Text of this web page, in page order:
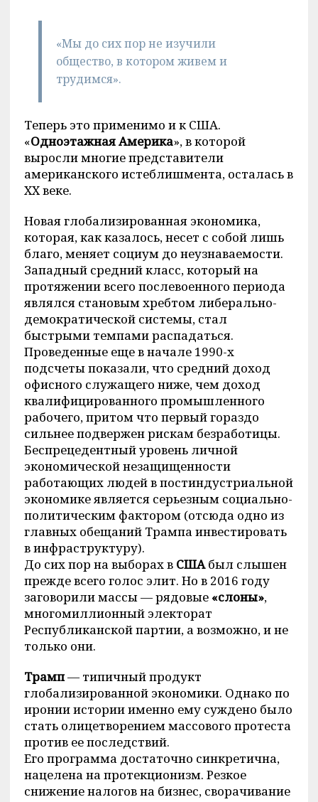
«Мы до сих пор не изучили
общество, в котором живем и
трудимся».
Теперь это применимо и к США.
«Одноэтажная Америка», в которой
выросли многие представители
американского истеблишмента, осталась в
XX веке.
Новая глобализированная экономика,
которая, как казалось, несет с собой лишь
благо, меняет социум до неузнаваемости.
Западный средний класс, который на
протяжении всего послевоенного периода
являлся становым хребтом либерально-
демократической системы, стал
быстрыми темпами распадаться.
Проведенные еще в начале 1990-х
подсчеты показали, что средний доход
офисного служащего ниже, чем доход
квалифицированного промышленного
рабочего, притом что первый гораздо
сильнее подвержен рискам безработицы.
Беспрецедентный уровень личной
экономической незащищенности
работающих людей в постиндустриальной
экономике является серьезным социально-
политическим фактором (отсюда одно из
главных обещаний Трампа инвестировать
в инфраструктуру).
До сих пор на выборах в СШАбыл слышен
прежде всего голос элит. Но в 2016 году
заговорили массы — рядовые «слоны»,
многомиллионный электорат
Республиканской партии, а возможно, и не
только они.
Трамп— типичный продукт
глобализированной экономики. Однако по
иронии истории именно ему суждено было
стать олицетворением массового протеста
против ее последствий.
Его программа достаточно синкретична,
нацелена на протекционизм. Резкое
снижение налогов на бизнес, сворачивание